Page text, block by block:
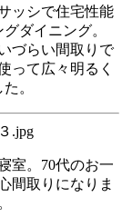
ッシで住宅性能
ダイニング。
づらい間取りで
って広々明るく
。
室。70代のお一
間取りになりま